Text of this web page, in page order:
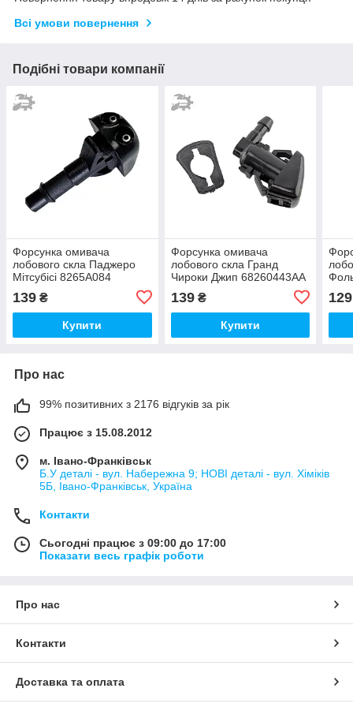
Всі умови повернення
Подібні товари компанії
Форсунка омивача
лобового скла Паджеро
Мітсубісі 8265A084
139 ₴
Купити
Форсунка омивача
лобового скла Гранд
Чироки Джип 68260443AA
139₴
Купити
129
Про нас
99% позитивних з 2176 відгуків за рік
Працює з 15.08.2012
м. Івано-Франківськ
Б.У деталі - вул. Набережна 9; НОВІ деталі - вул. Хіміків
5Б, Івано-Франківськ, Україна
Контакти
Сьогодні працює з 09:00 до 17:00
Показати весь графік роботи
Про нас
Контакти
Доставка та оплата